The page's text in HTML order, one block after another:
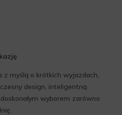
myślą o krótkich wyjazdach,
design, inteligentną
wyborem zarówno